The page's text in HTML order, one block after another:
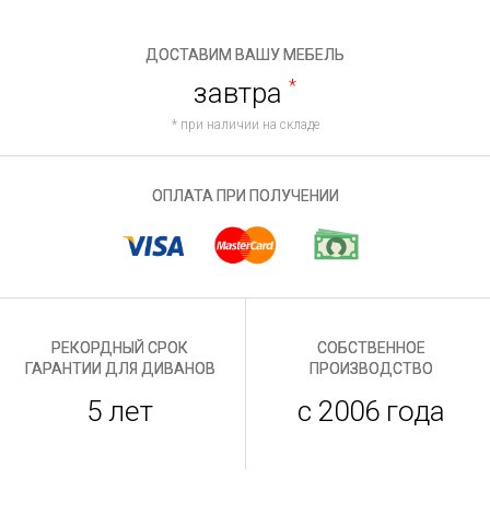
ДОСТАВИМ ВАШУ МЕБЕЛЬ
завтра *
* при наличии на складе
ОПЛАТА ПРИ ПОЛУЧЕНИИ
РЕКОРДНЫЙ СРОК
ГАРАНТИИ ДЛЯ ДИВАНОВ
5 лет
СОБСТВЕННОЕ
ПРОИЗВОДСТВО
с 2006 года